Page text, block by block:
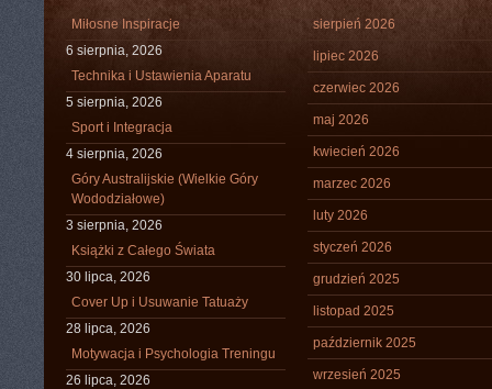
Miłosne Inspiracje
6 sierpnia, 2026
Technika i Ustawienia Aparatu
5 sierpnia, 2026
Sport i Integracja
4 sierpnia, 2026
Góry Australijskie (Wielkie Góry
Wododziałowe)
3 sierpnia, 2026
Książki z Całego Świata
30 lipca, 2026
Cover Up i Usuwanie Tatuaży
28 lipca, 2026
Motywacja i Psychologia Treningu
26 lipca, 2026
sierpień 2026
lipiec 2026
czerwiec 2026
maj 2026
kwiecień 2026
marzec 2026
luty 2026
styczeń 2026
grudzień 2025
listopad 2025
październik 2025
wrzesień 2025